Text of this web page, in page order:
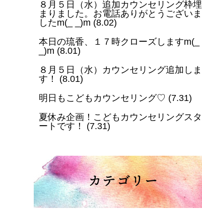
８月５日（水）追加カウンセリング枠埋
まりました。お電話ありがとうございま
したm(_ _)m (8.02)
本日の琉香、１７時クローズしますm(_
_)m (8.01)
８月５日（水）カウンセリング追加しま
す！
(8.01)
明日もこどもカウンセリング♡ (7.31)
夏休み企画！こどもカウンセリングスタ
ートです！
(7.31)